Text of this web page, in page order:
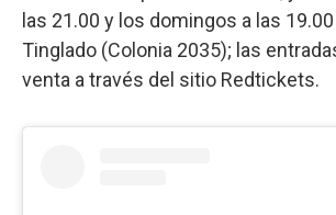
las 21.00 y los domingos a las 19.00
Tinglado (Colonia 2035); las
venta a través del sitio Redtickets.